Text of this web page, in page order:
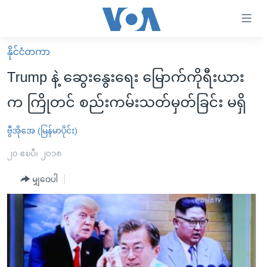
လွယ်ကူ
စေ
သည့်
များ
ပင်မ
မူလစာမျက်နှာ
မြန်မာ
ကမ္ဘာ့သတင်းများ
နိုင်ငံတကာ
အစ္စရေး-ပါလက်စတိုင်း
ဗွီဒီယို
အင်္ဂလိပ်စာလေ့လာမယ်
အမေရိကန်သုံးအီဒီယံ
မကြေးမုံရဲ့ အင်္ဂလိပ်စာ
ရုပ်ရှင်ထဲက အင်္ဂလိပ်စာ
အပတ်စဉ်ကဏ္ဍများ
ရေဒီယို
တီဗွီ
ရေဒီယိုနှင့်ရုပ်သံ အချက်အလက်များ
ရေဒီယို/တီဗွီအစီအစဉ်
နိုင်ငံတကာ
Trump နဲ့ ဆွေးနွေးရေး မြောက်ကိုရီးယား
က ကြိုတင် စည်းကမ်းသတ်မှတ်ခြင်း မရှိ
ဗွီအိုအေ (မြန်မာပိုင်း)
၂၀ ဧၿပီ၊ ၂၀၁၈
မျှဝေပါ